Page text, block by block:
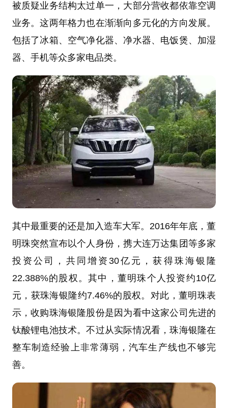
被质疑业务结构太过单一，大部分营收都依靠空调
业务。这两年格力也在渐渐向多元化的方向发展。
包括了冰箱、空气净化器、净水器、电饭煲、加湿
器、手机等众多家电品类。
其中最重要的还是加入造车大军。2016年年底，董
明珠突然宣布以个人身份，携大连万达集团等多家
投资公司，共同增资30亿元，获得珠海银隆
22.388%的股权。其中，董明珠个人投资约10亿
元，获珠海银隆约7.46%的股权。对此，董明珠表
示，收购珠海银隆股份是因为看中这家公司先进的
钛酸锂电池技术。不过从实际情况看，珠海银隆在
整车制造经验上非常薄弱，汽车生产线也不够完
善。